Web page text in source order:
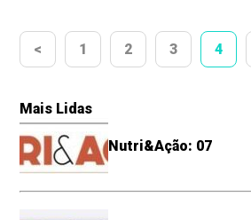
< 1 2 3 4
Mais Lidas
Nutri&Ação: 07